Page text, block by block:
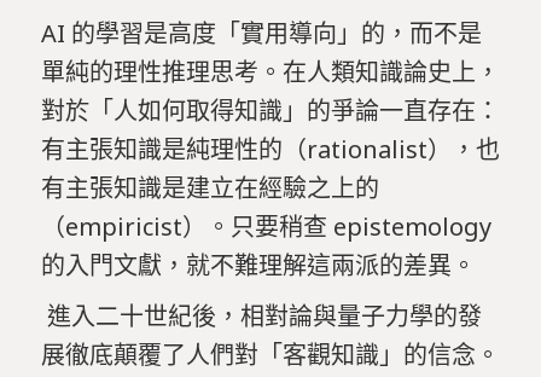
AI 的學習是高度「實用導向」的，而不是
單純的理性推理思考。在人類知識論史上，
對於「人如何取得知識」的爭論一直存在：
有主張知識是純理性的（rationalist），也
有主張知識是建立在經驗之上的
（empiricist）。只要稍查 epistemology
的入門文獻，就不難理解這兩派的差異。
進入二十世紀後，相對論與量子力學的發
展徹底顛覆了人們對「客觀知識」的信念。